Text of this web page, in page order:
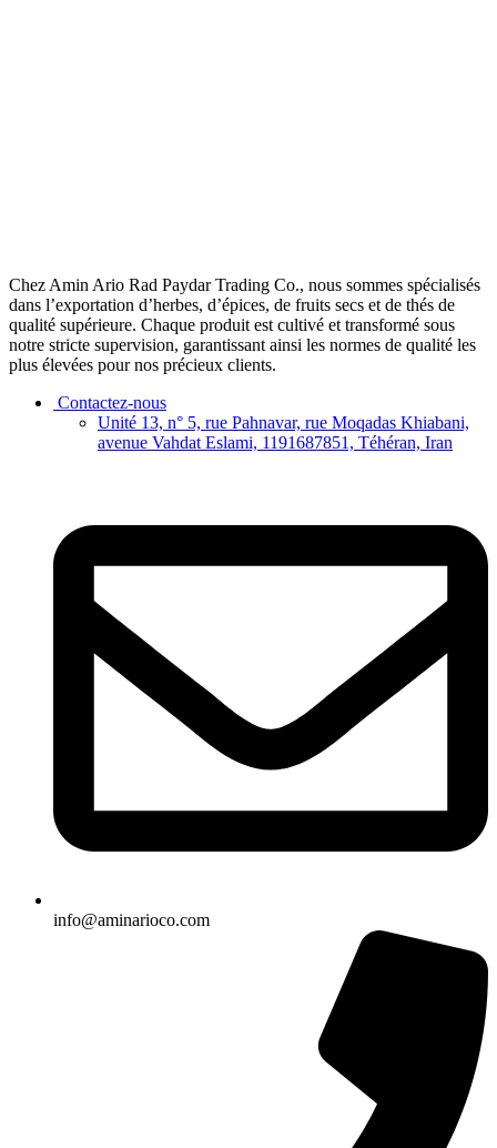
Chez Amin Ario Rad Paydar Trading Co., nous sommes spécialisés
dans l’exportation d’herbes, d’épices, de fruits secs et de thés de
qualité supérieure. Chaque produit est cultivé et transformé sous
notre stricte supervision, garantissant ainsi les normes de qualité les
plus élevées pour nos précieux clients.
Contactez-nous
Unité 13, n° 5, rue Pahnavar, rue Moqadas Khiabani,
avenue Vahdat Eslami, 1191687851, Téhéran, Iran
info@aminarioco.com